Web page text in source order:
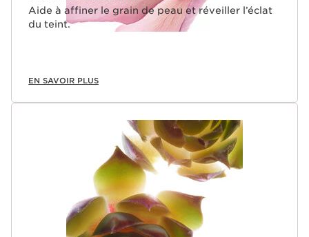
Aide à affiner le grain de peau et réveiller l’éclat
du teint.
EN SAVOIR PLUS